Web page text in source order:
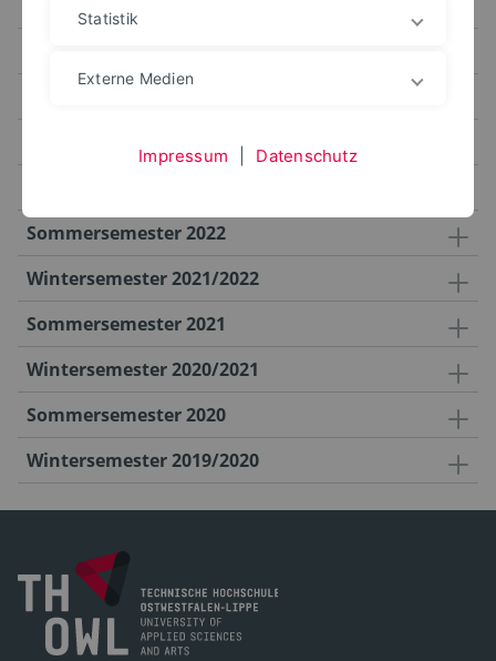
Sommersemester 2022
Wintersemester 2021/2022
Sommersemester 2021
Wintersemester 2020/2021
Sommersemester 2020
Wintersemester 2019/2020
Statistik
Externe Medien
Impressum Datenschutz